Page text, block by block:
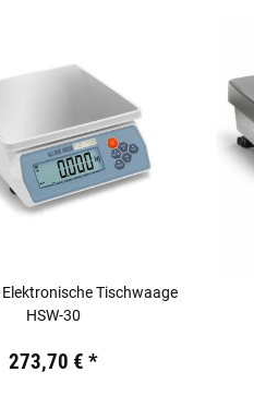
Tischwaage
HSW-30
€inkl. 19% USt.
273,70 € *